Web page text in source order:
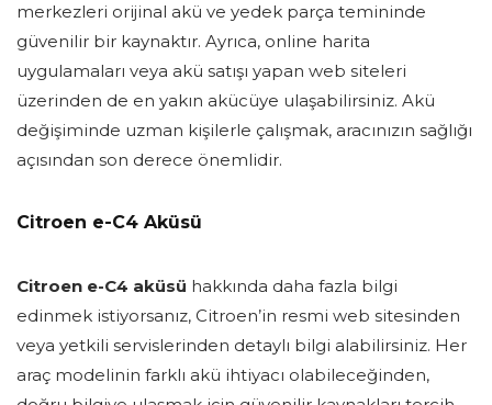
merkezleri orijinal akü ve yedek parça temininde
güvenilir bir kaynaktır. Ayrıca, online harita
uygulamaları veya akü satışı yapan web siteleri
üzerinden de en yakın akücüye ulaşabilirsiniz. Akü
değişiminde uzman kişilerle çalışmak, aracınızın sağlığı
açısından son derece önemlidir.
Citroen e-C4 Aküsü
Citroen e-C4 aküsü hakkında daha fazla bilgi
edinmek istiyorsanız, Citroen’in resmi web sitesinden
veya yetkili servislerinden detaylı bilgi alabilirsiniz. Her
araç modelinin farklı akü ihtiyacı olabileceğinden,